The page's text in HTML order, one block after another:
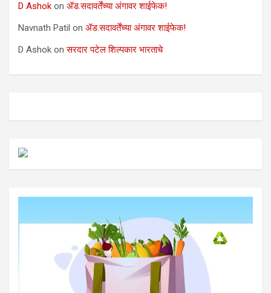
D Ashok on ॲड.सदावर्तेंच्या अंगावर शाईफेक!
Navnath Patil on ॲड.सदावर्तेंच्या अंगावर शाईफेक!
D Ashok onसरदार पटेल शिल्पकार भारताचे